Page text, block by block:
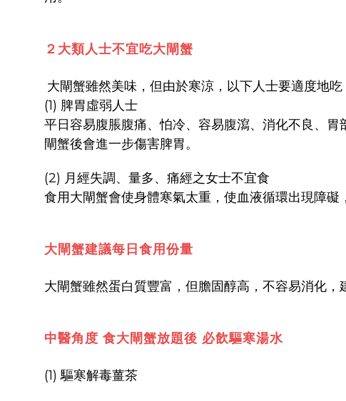
２大類人士不宜吃大閘蟹
大閘蟹雖然美味，但由於寒涼，以下人士要適度地吃
(1) 脾胃虛弱人士
平日容易腹脹腹痛、怕冷、容易腹瀉、消化不良、
閘蟹後會進一步傷害脾胃。
(2) 月經失調、量多、痛經之女士不宜食
食用大閘蟹會使身體寒氣太重，使血液循環出現障礙
大閘蟹建議每日食用份量
大閘蟹雖然蛋白質豐富，但膽固醇高，不容易消化，
中醫角度 食大閘蟹放題後 必飲驅寒湯水
(1) 驅寒解毒薑茶